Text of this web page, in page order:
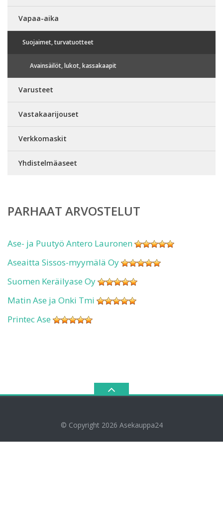
Vapaa-aika
Suojaimet, turvatuotteet
Avainsäilöt, lukot, kassakaapit
Varusteet
Vastakaarijouset
Verkkomaskit
Yhdistelmäaseet
PARHAAT ARVOSTELUT
Ase- ja Puutyö Antero Lauronen
Aseaitta Sissos-myymälä Oy
Suomen Keräilyase Oy
Matin Ase ja Onki Tmi
Printec Ase
© Copyright 2026 Asekauppa24